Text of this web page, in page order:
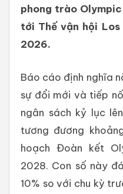
phong trào
tới Thế vận hội
2026.
Báo cáo định nghĩa
sự đổi mới và tiếp
ngân sách kỷ lục
tương đương
hoạch Đoàn kết
2028. Con số này
10% so với chu kỳ